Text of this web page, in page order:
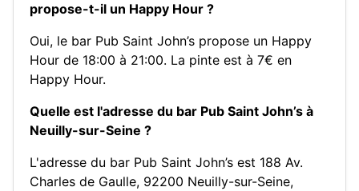
propose-t-il un Happy Hour ?
Oui, le bar Pub Saint John’s propose un Happy
Hour de 18:00 à 21:00. La pinte est à 7€ en
Happy Hour.
Quelle est l'adresse du bar Pub Saint John’s à
Neuilly-sur-Seine ?
L'adresse du bar Pub Saint John’s est 188 Av.
Charles de Gaulle, 92200 Neuilly-sur-Seine,